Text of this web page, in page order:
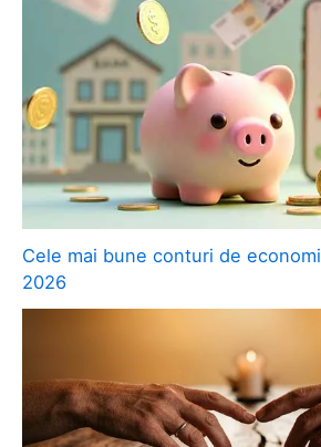
Cele mai bune conturi de
2026